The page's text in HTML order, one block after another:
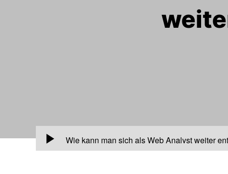
00:00
Wie kann man sich als Web Analyst weiter